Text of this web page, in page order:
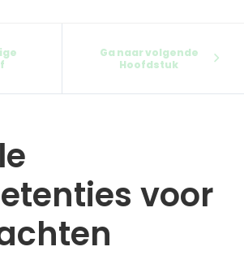
Ga naar volgende
Hoofdstuk
voor